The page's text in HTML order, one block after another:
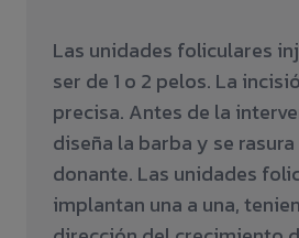
Las unidades foliculares
ser de 1 o 2 pelos. La
precisa. Antes de la
diseña la barba y se
donante. Las unidades
implantan una a una,